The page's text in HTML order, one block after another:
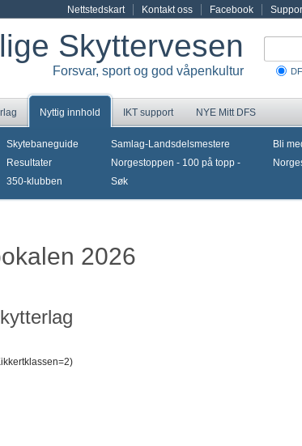
Nettstedskart Kontakt oss Facebook
Skyttervesen
Forsvar, sport og god våpenkultur
Nyttig innhold IKT support NYE Mitt DFS
Skytebaneguide
Resultater
350-klubben
Samlag-Landsdelsmestere
Norgestoppen - 100 på topp -
Søk
Bli
2026